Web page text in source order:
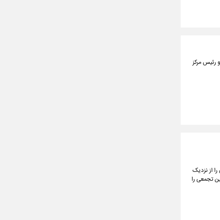
رئیس مرکز
از نزدیک
تجمعی را